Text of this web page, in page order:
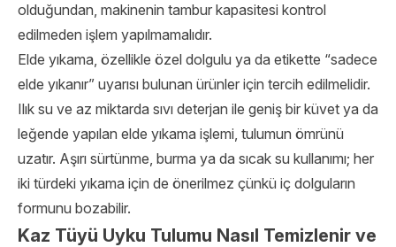
olduğundan, makinenin tambur kapasitesi kontrol
edilmeden işlem yapılmamalıdır.
Elde yıkama, özellikle özel dolgulu ya da etikette “sadece
elde yıkanır” uyarısı bulunan ürünler için tercih edilmelidir.
Ilık su ve az miktarda sıvı deterjan ile geniş bir küvet ya da
leğende yapılan elde yıkama işlemi, tulumun ömrünü
uzatır. Aşırı sürtünme, burma ya da sıcak su kullanımı; her
iki türdeki yıkama için de önerilmez çünkü iç dolguların
formunu bozabilir.
Kaz Tüyü Uyku Tulumu Nasıl Temizlenir ve